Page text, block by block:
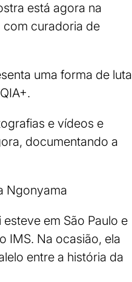
está agora na
com curadoria de
uma forma de luta
e vídeos e
documentando a
Ngonyama
em São Paulo e
IMS. Na ocasião, ela
entre a história da